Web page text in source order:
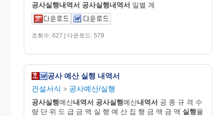
공사실행내역서 공사실행내역서 일별 계
조회수: 627 | 다운로드: 579
공사 예산 실행 내역서
건설서식 > 공사예산/실행
공사실행예산내역서 공사실행예산내역서 공 종 규 격 수
량 단 위 도 급 금 액 실 행 예 산 집 행 금 액 금 액 실행율